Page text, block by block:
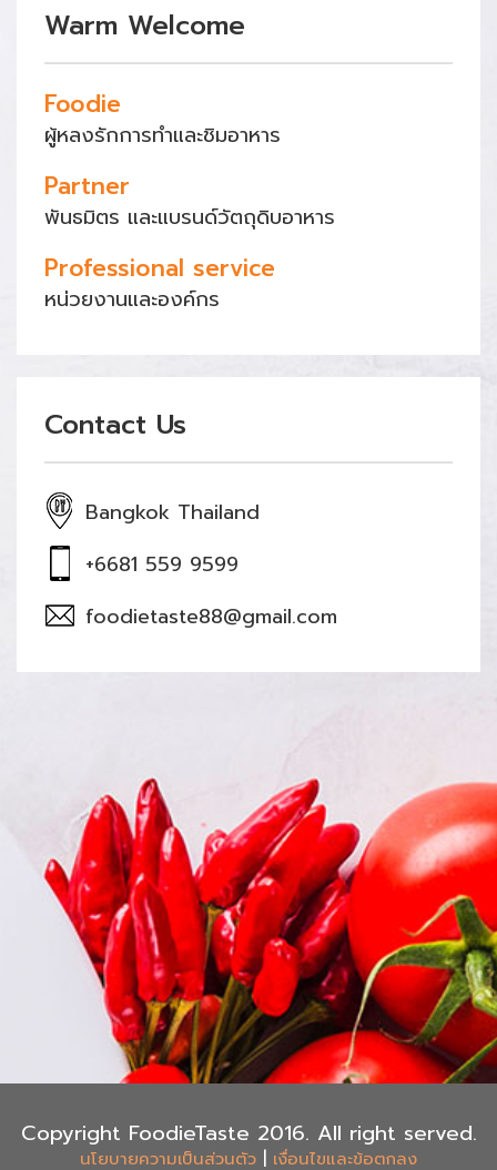
Warm Welcome
Foodie
ผู้หลงรักการทำและชิมอาหาร
Partner
พันธมิตร และแบรนด์วัตถุดิบอาหาร
Professional service
หน่วยงานและองค์กร
Contact Us
Bangkok Thailand
+6681 559 9599
foodietaste88@gmail.com
Copyright FoodieTaste 2016. All right served.
นโยบายความเป็นส่วนตัว | เงื่อนไขและข้อตกลง